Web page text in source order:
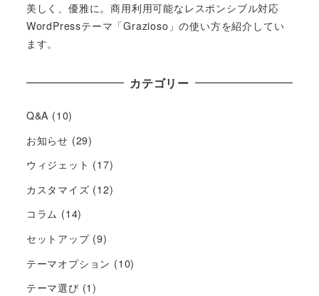
美しく、優雅に。商用利用可能なレスポンシブル対応
WordPressテーマ「Grazioso」の使い方を紹介してい
ます。
カテゴリー
Q&A (10)
お知らせ (29)
ウィジェット (17)
カスタマイズ (12)
コラム (14)
セットアップ(9)
テーマオプション (10)
テーマ選び (1)